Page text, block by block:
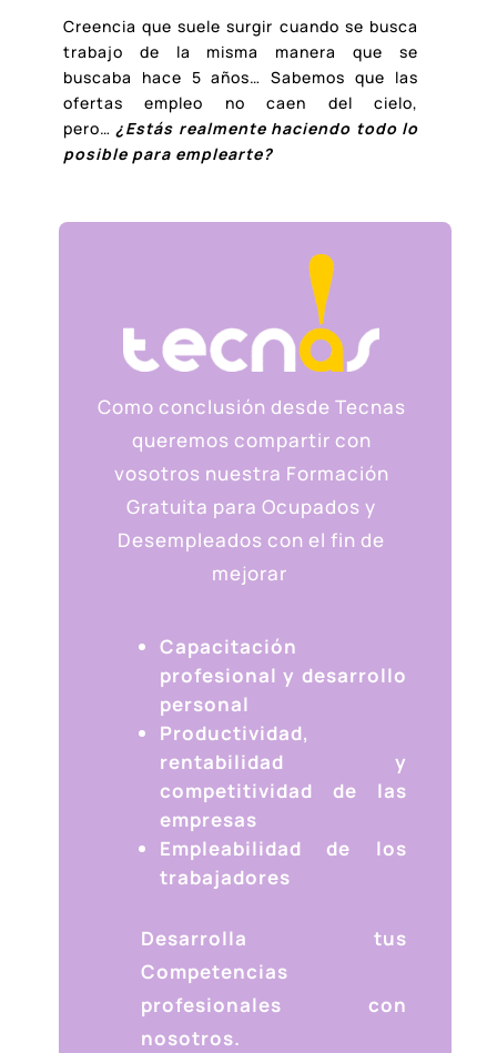
Creencia que suele surgir cuando se busca
trabajo de la misma manera que se
buscaba hace 5 años… Sabemos que las
ofertas empleo no caen del cielo,
pero…¿Estás realmente haciendo todo lo
posible para emplearte?
Como conclusión desde Tecnas
queremos compartir con
vosotros nuestra Formación
Gratuita para Ocupados y
Desempleados con el fin de
mejorar
Capacitación
profesional y desarrollo
personal
Productividad,
rentabilidad y
competitividad de las
empresas
Empleabilidad de los
trabajadores
Desarrolla tus
Competencias
profesionales con
nosotros.